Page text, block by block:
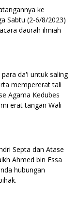
ke
Sabtu (2-6/8/2023)
daurah ilmiah
da'i untuk saling
mempererat tali
Agama Kedubes
erat tangan Wali
Septa dan Atase
Ahmed bin Essa
hubungan